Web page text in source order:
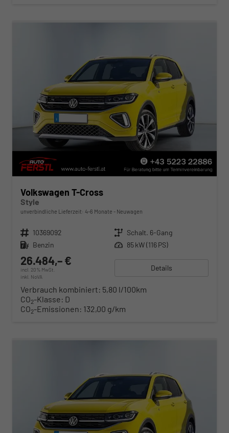
Volkswagen T-Cross
Style
unverbindliche Lieferzeit: 4-6 Monate Neuwagen
Fahrzeugnr. 10369092 Getriebe Schalt. 6-Gang
Kraftstoff Benzin Leistung 85 kW (116 PS)
26.484,– €
incl. 20% MwSt.
inkl. NoVA
Details
Verbrauch kombiniert: 5,80 l/100km
CO2-Klasse: D
CO2-Emissionen: 132,00 g/km